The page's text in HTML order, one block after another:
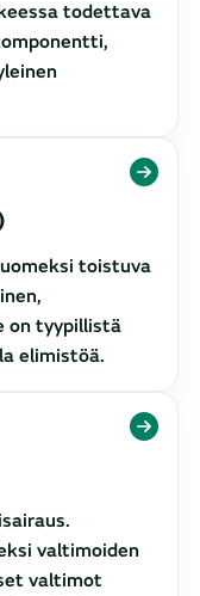
todettava
toistuva
on tyypillistä
elimistöä.
valtimoiden
valtimot